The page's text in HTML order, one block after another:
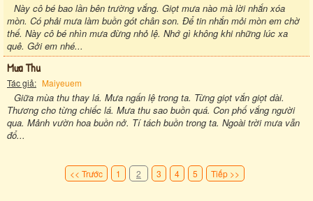
Này cô bé bao lần bên trường vắng. Giọt mưa nào mà lời nhắn xóa
mòn. Có phải mưa làm buồn gót chân son. Để tin nhắn mỏi mòn em chờ
thế. Này cô bé nhìn mưa đừng nhỏ lệ. Nhớ gì không khi những lúc xa
quê. Gởi em nhé...
Mưa Thu
Tác giả: Maiyeuem
Giữa mùa thu thay lá. Mưa ngấn lệ trong ta. Từng giọt vắn giọt dài.
Thương cho từng chiếc lá. Mưa thu sao buồn quá. Con phố vắng người
qua. Mảnh vườn hoa buồn nở. Tí tách buồn trong ta. Ngoài trời mưa vẫn
đổ...
<< Trước 1 2 3 4 5 Tiếp >>